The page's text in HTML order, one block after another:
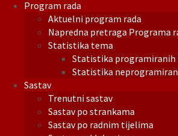
Program rada
Aktuelni program rada
Napredna pretraga Programa
Statistika tema
Statistika programiranih
Statistika
Sastav
Trenutni sastav
Sastav po strankama
Sastav po radnim tijelima